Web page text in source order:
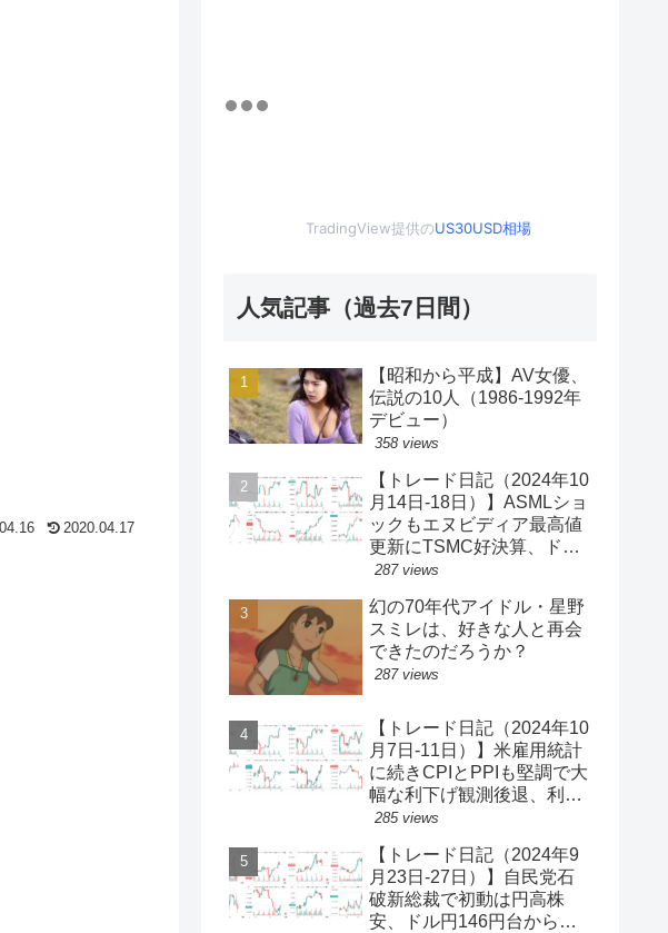
2020.04.17
TradingView提供のUS30USD相場
人気記事（過去7日間）
【昭和から平成】AV女優、
伝説の10人（1986-1992年
デビュー）
358 views
【トレード日記（2024年10
月14日-18日）】ASMLショ
ックもエヌビディア最高値
更新にTSMC好決算、ドル
円一時150円台、円安株高
340】
287 views
幻の70年代アイドル・星野
スミレは、好きな人と再会
できたのだろうか？
287 views
【トレード日記（2024年10
月7日-11日）】米雇用統計
に続きCPIとPPIも堅調で大
幅な利下げ観測後退、利回
り上昇・ドル買い、ダウと
円149円台【ゆるゆる投機
339】
285 views
【トレード日記（2024年9
月23日-27日）】自民党石
破新総裁で初動は円高株
安、ドル円146円台から一